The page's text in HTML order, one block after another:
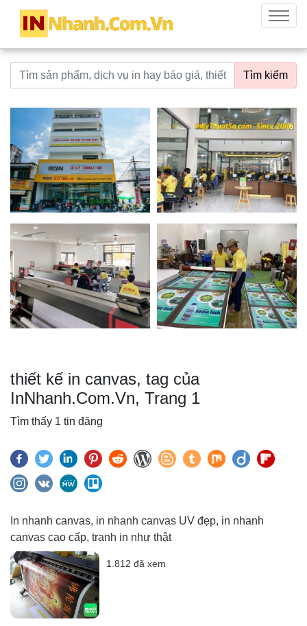
innhanh.com.vn
Menu
Từ khoá tìm kiếm Tìm kiếm
thiết kế in canvas, tag của
InNhanh.Com.Vn, Trang 1
Tìm thấy 1 tin đăng
In nhanh canvas, in nhanh canvas UV đẹp, in nhanh
canvas cao cấp, tranh in như thật
1.812 đã xem